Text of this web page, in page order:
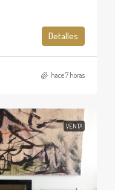
Detalles
hace 7 horas
VENTA